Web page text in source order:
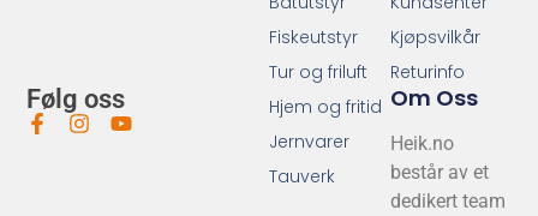
Følg oss
Kjøpsvilkår
Returinfo
Om Oss
Heik.no
består av et
dedikert team
Fiskeutstyr
Tur og friluft
Hjem og fritid
Jernvarer
Tauverk